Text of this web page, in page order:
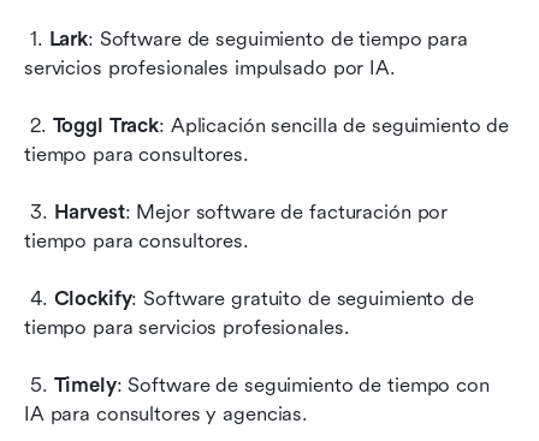
1. Lark: Software de seguimiento de tiempo para
servicios profesionales impulsado por IA.
2. Toggl Track: Aplicación sencilla de seguimiento de
tiempo para consultores.
3. Harvest: Mejor software de facturación por
tiempo para consultores.
4. Clockify: Software gratuito de seguimiento de
tiempo para servicios profesionales.
5. Timely: Software de seguimiento de tiempo con
IA para consultores y agencias.